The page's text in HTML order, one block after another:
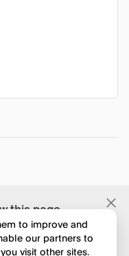
this page
to improve and
our partners to
visit other sites.